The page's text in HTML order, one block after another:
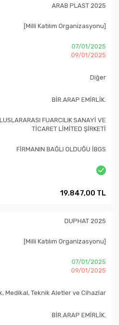
ARAB PLAST 2025
[Milli Katılım Organizasyonu]
07/01/2025
09/01/2025
Diğer
BİR.ARAP EMİRLİK.
FUARCILIK SANAYİ VE
TİCARET LİMİTED ŞİRKETİ
FİRMANIN BAĞLI OLDUĞU İBGS
19.847,00 TL
DUPHAT 2025
[Milli Katılım Organizasyonu]
07/01/2025
09/01/2025
Medikal, Teknik Aletler ve Cihazlar
BİR.ARAP EMİRLİK.